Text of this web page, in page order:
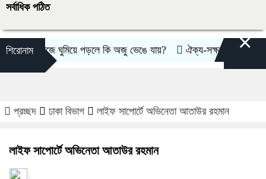
সর্বাধিক পঠিত
শিরোনাম
নামাজে ঘুমিয়ে পড়লে কি অজু ভেঙে যায়? ঐক্য-সক্ষমতা পরীক্ষার্থে×
প্রচ্ছদ ঢাকা বিভাগ লাইফ সাপোর্টে অভিনেতা আতাউর রহমান
লাইফ সাপোর্টে অভিনেতা আতাউর রহমান